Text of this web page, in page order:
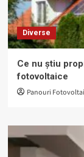
Diverse
Ce nu știu
fotovoltaice
Panouri